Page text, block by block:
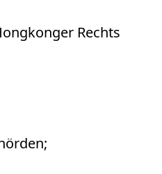
Rechts